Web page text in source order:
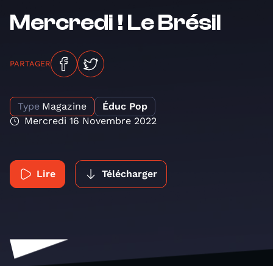
Mercredi ! Le Brésil
PARTAGER
Type Magazine
Éduc Pop
Mercredi 16 Novembre 2022
Lire Télécharger